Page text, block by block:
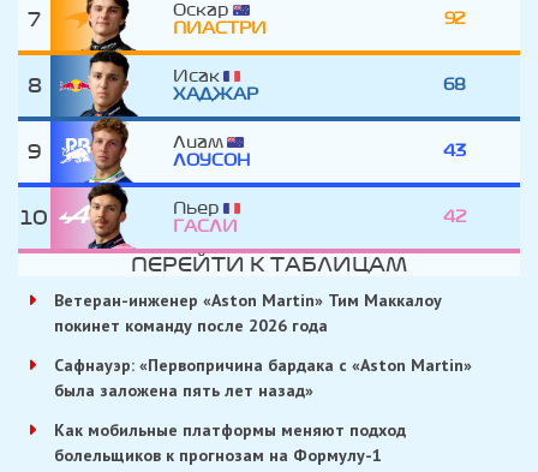
7
Оскар
ПИАСТРИ
92
8
Исак
ХАДЖАР
68
9
Лиам
ЛОУСОН
43
10
Пьер
ГАСЛИ
42
ПЕРЕЙТИ К ТАБЛИЦАМ
Ветеран-инженер «Aston Martin» Тим Маккалоу
покинет команду после 2026 года
Сафнауэр: «Первопричина бардака с «Aston Martin»
была заложена пять лет назад»
Как мобильные платформы меняют подход
болельщиков к прогнозам на Формулу-1